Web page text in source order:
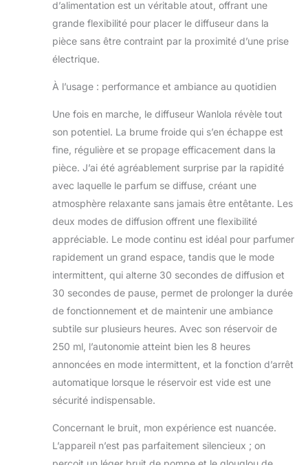
LED différentes. Le
diffuseur en
céramique blanc
essentielles
d'aromathérapie
crée un
calme et relaxant.
[100 % sûr à
acheter] Le diffuseur
en céramique est de
haute qualité. Si
vous n'êtes pas
satisfait du
diffuseur, après
avoir reçu le
diffuseur, vous
contacter à tout
moment, nous vous
répondrons dans les
24 heures. La
est notre motivation
à nous améliorer.
d’alimentation est un véritable atout, offrant une
grande flexibilité pour placer le diffuseur dans la
pièce sans être contraint par la proximité d’une prise
électrique.
À l’usage : performance et ambiance au quotidien
Une fois en marche, le diffuseur Wanlola révèle tout
son potentiel. La brume froide qui s’en échappe est
fine, régulière et se propage efficacement dans la
pièce. J’ai été agréablement surprise par la rapidité
avec laquelle le parfum se diffuse, créant une
atmosphère relaxante sans jamais être entêtante. Les
deux modes de diffusion offrent une flexibilité
appréciable. Le mode continu est idéal pour parfumer
rapidement un grand espace, tandis que le mode
intermittent, qui alterne 30 secondes de diffusion et
30 secondes de pause, permet de prolonger la durée
de fonctionnement et de maintenir une ambiance
subtile sur plusieurs heures. Avec son réservoir de
250 ml, l’autonomie atteint bien les 8 heures
annoncées en mode intermittent, et la fonction d’arrêt
automatique lorsque le réservoir est vide est une
sécurité indispensable.
Concernant le bruit, mon expérience est nuancée.
L’appareil n’est pas parfaitement silencieux ; on